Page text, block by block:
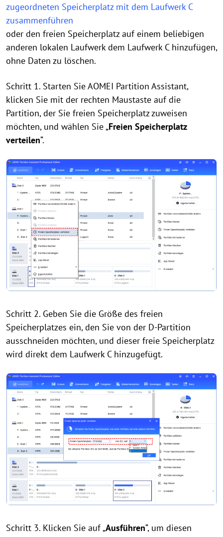
zugeordneten Speicherplatz mit dem Laufwerk C
zusammenführen
oder den freien Speicherplatz auf einem beliebigen
anderen lokalen Laufwerk dem Laufwerk C hinzufügen,
ohne Daten zu löschen.
Schritt 1. Starten Sie AOMEI Partition Assistant,
klicken Sie mit der rechten Maustaste auf die
Partition, der Sie freien Speicherplatz zuweisen
möchten, und wählen Sie „Freien Speicherplatz
verteilen“.
Schritt 2. Geben Sie die Größe des freien
Speicherplatzes ein, den Sie von der D-Partition
ausschneiden möchten, und dieser freie Speicherplatz
wird direkt dem Laufwerk C hinzugefügt.
Schritt 3. Klicken Sie auf „Ausführen“, um diesen